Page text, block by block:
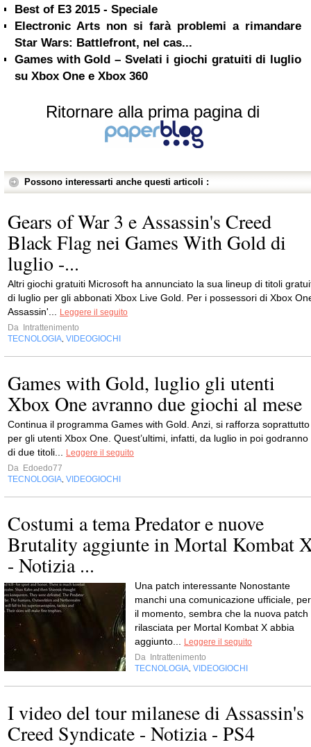
Best of E3 2015 - Speciale
Electronic Arts non si farà problemi a rimandare
Star Wars: Battlefront, nel cas...
Games with Gold – Svelati i giochi gratuiti di luglio
su Xbox One e Xbox 360
Ritornare alla prima pagina di
Possono interessarti anche questi articoli :
Gears of War 3 e Assassin's Creed
Black Flag nei Games With Gold di
luglio -...
Altri giochi gratuiti Microsoft ha annunciato la sua lineup di titoli
di luglio per gli abbonati Xbox Live Gold. Per i possessori di Xbox
Assassin'...
Leggere il seguito
Da
Intrattenimento
TECNOLOGIA VIDEOGIOCHI
Games with Gold, luglio gli utenti
Xbox One avranno due giochi al mese
Continua il programma Games with Gold. Anzi, si rafforza soprattutto
per gli utenti Xbox One. Quest’ultimi, infatti, da luglio in poi godranno
di due titoli...
Leggere il seguito
Da Edoedo77
TECNOLOGIA VIDEOGIOCHI
Costumi a tema Predator e nuove
Brutality aggiunte in Mortal Kombat
- Notizia ...
Una patch interessante Nonostante
manchi una comunicazione ufficiale, per
il momento, sembra che la nuova patch
rilasciata per Mortal Kombat X abbia
aggiunto...
Leggere il seguito
Da
Intrattenimento
TECNOLOGIA VIDEOGIOCHI
I video del tour milanese di Assassin's
Creed Syndicate - Notizia - PS4